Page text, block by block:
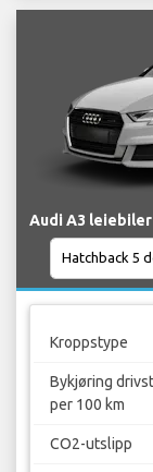
Audi A3
Kroppstype
Bykjøring
per 100 km
CO2-utslipp